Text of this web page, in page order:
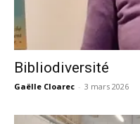
Bibliodiversité
Gaëlle Cloarec - 3 mars 2026